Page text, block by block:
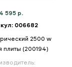
4 595 р.
006682
2500 w
плиты (200194)